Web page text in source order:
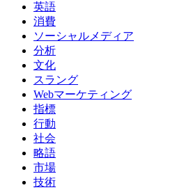
英語
消費
ソーシャルメディア
分析
文化
スラング
Webマーケティング
指標
行動
社会
略語
市場
技術